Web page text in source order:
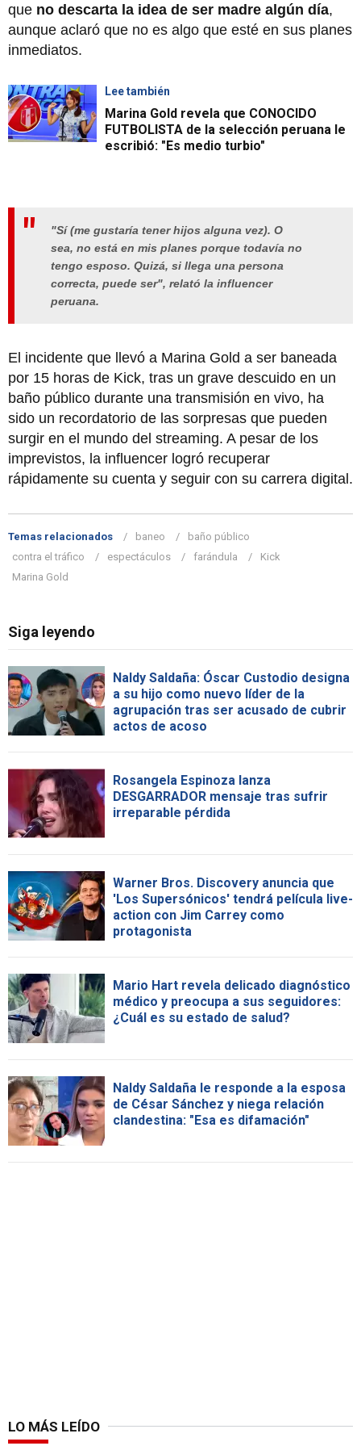
que no descarta la idea de ser madre algún día,
aunque aclaró que no es algo que esté en sus planes
inmediatos.
Lee también
Marina Gold revela que CONOCIDO
FUTBOLISTA de la selección peruana le
escribió: "Es medio turbio"
"Sí (me gustaría tener hijos alguna vez). O
sea, no está en mis planes porque todavía no
tengo esposo. Quizá, si llega una persona
correcta, puede ser", relató la influencer
peruana.
El incidente que llevó a Marina Gold a ser baneada
por 15 horas de Kick, tras un grave descuido en un
baño público durante una transmisión en vivo, ha
sido un recordatorio de las sorpresas que pueden
surgir en el mundo del streaming. A pesar de los
imprevistos, la influencer logró recuperar
rápidamente su cuenta y seguir con su carrera digital.
Temas relacionados baneo
baño público
contra el tráfico
espectáculos farándula
Kick
Marina Gold
Siga leyendo
Naldy Saldaña: Óscar Custodio designa
a su hijo como nuevo líder de la
agrupación tras ser acusado de cubrir
actos de acoso
Rosangela Espinoza lanza
DESGARRADOR mensaje tras sufrir
irreparable pérdida
Warner Bros. Discovery anuncia que
'Los Supersónicos' tendrá película live-
action con Jim Carrey como
protagonista
Mario Hart revela delicado diagnóstico
médico y preocupa a sus seguidores:
¿Cuál es su estado de salud?
Naldy Saldaña le responde a la esposa
de César Sánchez y niega relación
clandestina: "Esa es difamación"
LO MÁS LEÍDO